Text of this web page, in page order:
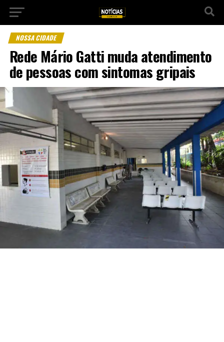
NOSSA CIDADE
Rede Mário Gatti muda atendimento
de pessoas com sintomas gripais